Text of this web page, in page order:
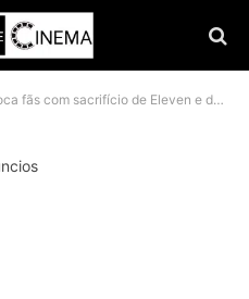
sacrifício de Eleven e derruba a Netflix